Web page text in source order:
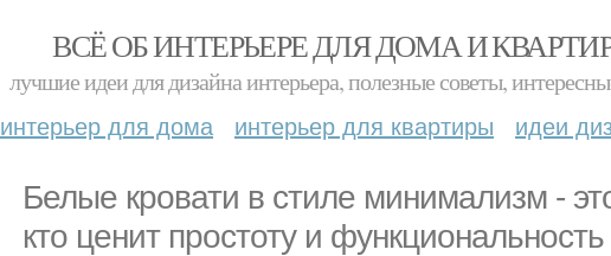
ВСЁ ОБ ИНТЕРЬЕРЕ ДЛЯ ДОМА И
лучшие идеи для дизайна интерьера, полезные советы,
интерьер для дома интерьер для квартиры идеи
Белые кровати в стиле минимализм -
кто ценит простоту и